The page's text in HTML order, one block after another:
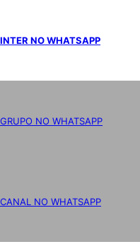
INTER NO WHATSAPP
GRUPO NO WHATSAPP
CANAL NO WHATSAPP